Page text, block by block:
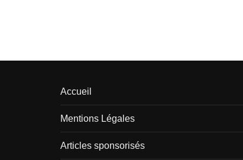
Accueil
Mentions Légales
Articles sponsorisés